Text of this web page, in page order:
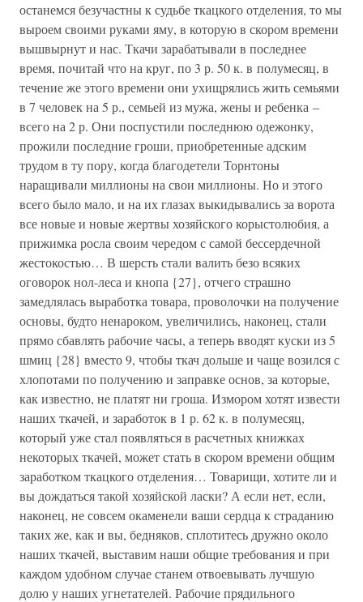
останемся безучастны к судьбе ткацкого отделения, то мы
выроем своими руками яму, в которую в скором времени
вышвырнут и нас. Ткачи зарабатывали в последнее
время, почитай что на круг, по 3 р. 50 к. в полумесяц, в
течение же этого времени они ухищрялись жить семьями
в 7 человек на 5 р., семьей из мужа, жены и ребенка –
всего на 2 р. Они поспустили последнюю одежонку,
прожили последние гроши, приобретенные адским
трудом в ту пору, когда благодетели Торнтоны
наращивали миллионы на свои миллионы. Но и этого
всего было мало, и на их глазах выкидывались за ворота
все новые и новые жертвы хозяйского корыстолюбия, а
прижимка росла своим чередом с самой бессердечной
жестокостью… В шерсть стали валить безо всяких
оговорок нол-леса и кнопа {27}, отчего страшно
замедлялась выработка товара, проволочки на получение
основы, будто ненароком, увеличились, наконец, стали
прямо сбавлять рабочие часы, а теперь вводят куски из 5
шмиц {28} вместо 9, чтобы ткач дольше и чаще возился с
хлопотами по получению и заправке основ, за которые,
как известно, не платят ни гроша. Измором хотят извести
наших ткачей, и заработок в 1 р. 62 к. в полумесяц,
который уже стал появляться в расчетных книжках
некоторых ткачей, может стать в скором времени общим
заработком ткацкого отделения… Товарищи, хотите ли и
вы дождаться такой хозяйской ласки? А если нет, если,
наконец, не совсем окаменели ваши сердца к страданию
таких же, как и вы, бедняков, сплотитесь дружно около
наших ткачей, выставим наши общие требования и при
каждом удобном случае станем отвоевывать лучшую
долю у наших угнетателей. Рабочие прядильного